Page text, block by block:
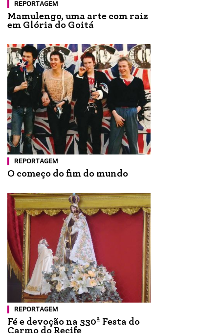
REPORTAGEM
Mamulengo, uma arte com raiz
em Glória do Goitá
REPORTAGEM
O começo do fim do mundo
REPORTAGEM
Fé e devoção na 330ª Festa do
Carmo do Recife